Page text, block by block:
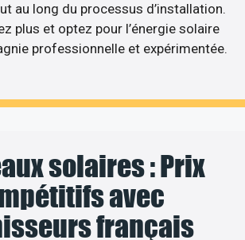
au long du processus d’installation.
plus et optez pour l’énergie solaire
professionnelle et expérimentée.
solaires : Prix
avec
français